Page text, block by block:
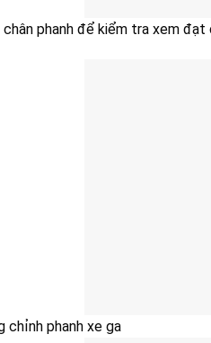
phanh để kiểm tra xem
chỉnh phanh xe ga